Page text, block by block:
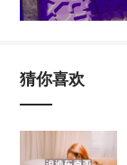
猜你喜欢